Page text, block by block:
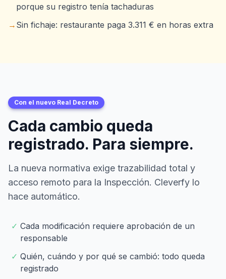
porque su registro tenía tachaduras
→ Sin fichaje: restaurante paga 3.311 € en horas extra
Con el nuevo Real Decreto
Cada cambio queda
registrado. Para siempre.
La nueva normativa exige trazabilidad total y
acceso remoto para la Inspección. Cleverfy lo
hace automático.
✓ Cada modificación requiere aprobación de un
responsable
✓ Quién, cuándo y por qué se cambió: todo queda
registrado